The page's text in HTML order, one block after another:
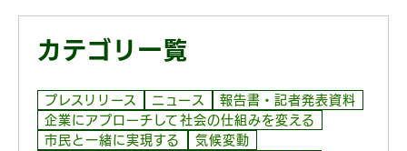
カテゴリ一覧
プレスリリース ニュース
報告書・記者発表資料
企業にアプローチして社会の仕組みを変える
市民と一緒に実現する
気候変動